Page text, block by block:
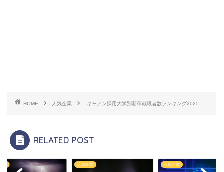
HOME 人気企業 キャノン採用大学別新卒就職者数ランキング2025
RELATED POST
人気企業 人気企業